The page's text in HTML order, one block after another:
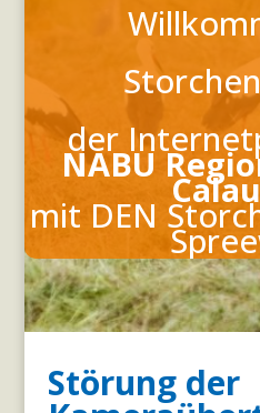
der
NABU
mit DEN
Störung der